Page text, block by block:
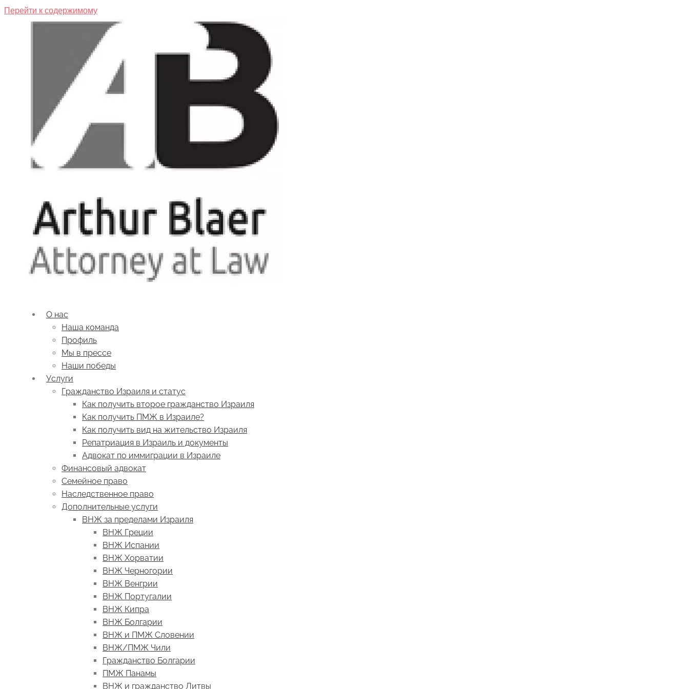
Перейти к содержимому
О нас
Наша команда
Профиль
Мы в прессе
Наши победы
Услуги
Гражданство Израиля и статус
Как получить второе гражданство Израиля
Как получить ПМЖ в Израиле?
Как получить вид на жительство Израиля
Репатриация в Израиль и документы
Адвокат по иммиграции в Израиле
Финансовый адвокат
Семейное право
Наследственное право
Дополнительные услуги
ВНЖ за пределами Израиля
ВНЖ Греции
ВНЖ Испании
ВНЖ Хорватии
ВНЖ Черногории
ВНЖ Венгрии
ВНЖ Португалии
ВНЖ Кипра
ВНЖ Болгарии
ВНЖ и ПМЖ Словении
ВНЖ/ПМЖ Чили
Гражданство Болгарии
ПМЖ Панамы
ВНЖ и гражданство Литвы